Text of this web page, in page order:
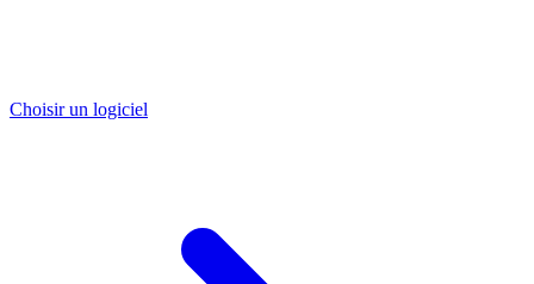
Choisir un logiciel